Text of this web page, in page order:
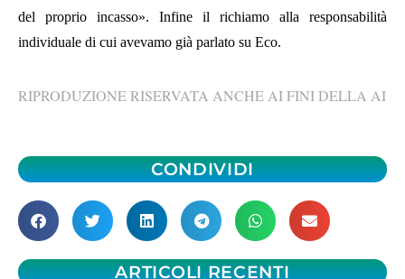
del proprio incasso». Infine il richiamo alla responsabilità
individuale di cui avevamo già parlato su Eco.
RIPRODUZIONE RISERVATA ANCHE AI FINI DELLA AI
CONDIVIDI
ARTICOLI RECENTI